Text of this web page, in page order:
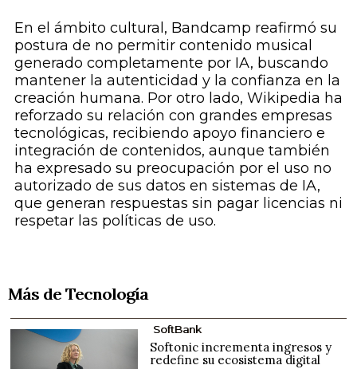
En el ámbito cultural, Bandcamp reafirmó su
postura de no permitir contenido musical
generado completamente por IA, buscando
mantener la autenticidad y la confianza en la
creación humana. Por otro lado, Wikipedia ha
reforzado su relación con grandes empresas
tecnológicas, recibiendo apoyo financiero e
integración de contenidos, aunque también
ha expresado su preocupación por el uso no
autorizado de sus datos en sistemas de IA,
que generan respuestas sin pagar licencias ni
respetar las políticas de uso.
Más de Tecnología
SoftBank
Softonic incrementa ingresos y
redefine su ecosistema digital